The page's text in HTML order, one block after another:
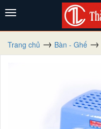
Trang chủ Bàn - Ghế